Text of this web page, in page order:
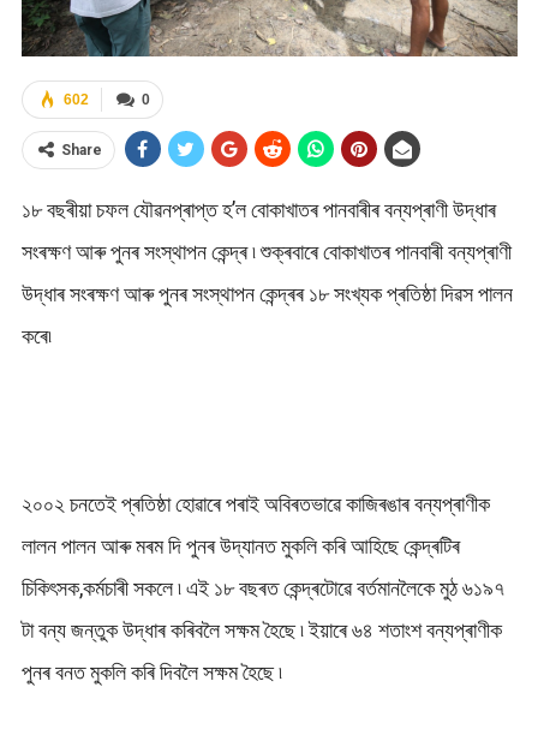
0
602
Share
১৮ বছৰীয়া চফল যৌৱনপ্ৰাপ্ত হ’ল বোকাখাতৰ পানবাৰীৰ বন্যপ্ৰাণী উদ্ধাৰ
সংৰক্ষণ আৰু পুনৰ সংস্থাপন কেন্দ্ৰ ৷ শুক্ৰবাৰে বোকাখাতৰ পানবাৰী বন্যপ্ৰাণী
উদ্ধাৰ সংৰক্ষণ আৰু পুনৰ সংস্থাপন কেন্দ্ৰৰ ১৮ সংখ্যক প্ৰতিষ্ঠা দিৱস পালন
কৰে৷
২০০২ চনতেই প্ৰতিষ্ঠা হোৱাৰে পৰাই অবিৰতভাৱে কাজিৰঙাৰ বন্যপ্ৰাণীক
লালন পালন আৰু মৰম দি পুনৰ উদ্যানত মুকলি কৰি আহিছে কেন্দ্ৰটিৰ
চিকিৎসক,কৰ্মচাৰী সকলে ৷ এই ১৮ বছৰত কেন্দ্ৰটোৱে বৰ্তমানলৈকে মুঠ ৬১৯৭
টা বন্য জন্তুক উদ্ধাৰ কৰিবলৈ সক্ষম হৈছে ৷ ইয়াৰে ৬৪ শতাংশ বন্যপ্ৰাণীক
পুনৰ বনত মুকলি কৰি দিবলৈ সক্ষম হৈছে ৷